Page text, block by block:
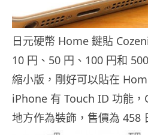
日元硬幣 Home 鍵貼
10 円、50 円、100 円和
縮小版，剛好可以貼在
iPhone 有 Touch ID 功能
地方作為裝飾，售價為 458